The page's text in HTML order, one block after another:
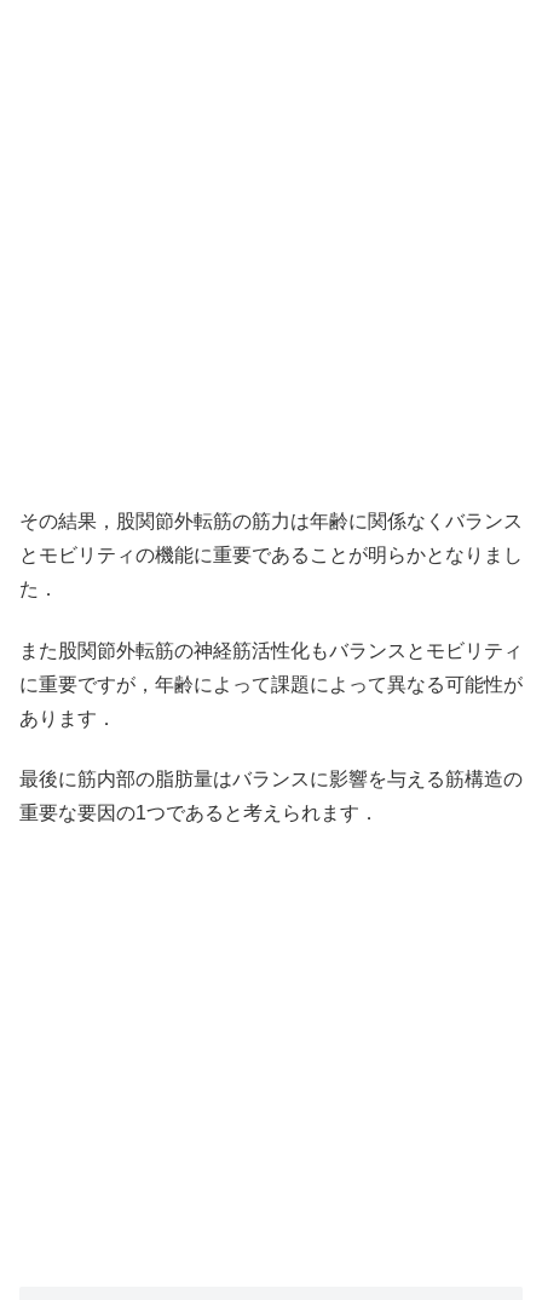
その結果，股関節外転筋の筋力は年齢に関係なくバランス
とモビリティの機能に重要であることが明らかとなりまし
た．
また股関節外転筋の神経筋活性化もバランスとモビリティ
に重要ですが，年齢によって課題によって異なる可能性が
あります．
最後に筋内部の脂肪量はバランスに影響を与える筋構造の
重要な要因の1つであると考えられます．